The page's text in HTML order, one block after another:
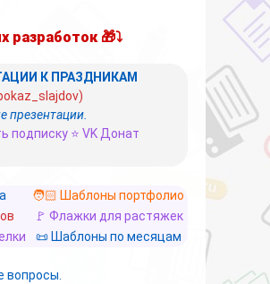
разработок 🎁⤵
К ПРАЗДНИКАМ
презентации.
подписку ⭐ VK Донат
🧑🏻 Шаблоны портфолио
🚩 Флажки для растяжек
📜 Шаблоны по месяцам
вопросы.